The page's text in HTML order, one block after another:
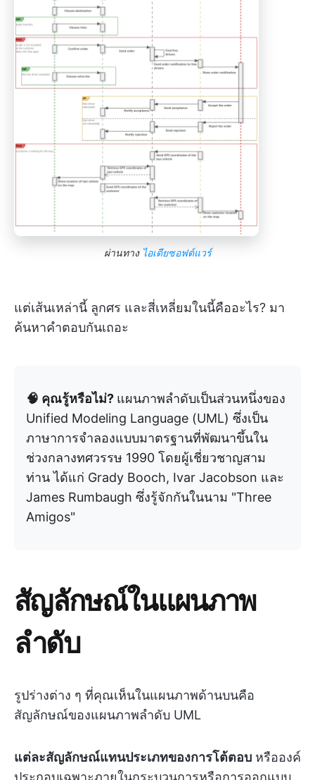
ผ่านทาง ไอเดียซอฟต์แวร์
แต่เส้นเหล่านี้ ลูกศร และสี่เหลี่ยมในนี้คืออะไร? มา
ค้นหาคำตอบกันเถอะ
🧠 คุณรู้หรือไม่? แผนภาพลำดับเป็นส่วนหนึ่งของ
Unified Modeling Language (UML) ซึ่งเป็น
ภาษาการจำลองแบบมาตรฐานที่พัฒนาขึ้นใน
ช่วงกลางทศวรรษ 1990 โดยผู้เชี่ยวชาญสาม
ท่าน ได้แก่ Grady Booch, Ivar Jacobson และ
James Rumbaugh ซึ่งรู้จักกันในนาม "Three
Amigos"
สัญลักษณ์ในแผนภาพ
ลำดับ
รูปร่างต่าง ๆ ที่คุณเห็นในแผนภาพด้านบนคือ
สัญลักษณ์ของแผนภาพลำดับ UML
แต่ละสัญลักษณ์แทนประเภทของการโต้ตอบ หรือองค์
ประกอบเฉพาะภายในกระบวนการหรือการออกแบบ